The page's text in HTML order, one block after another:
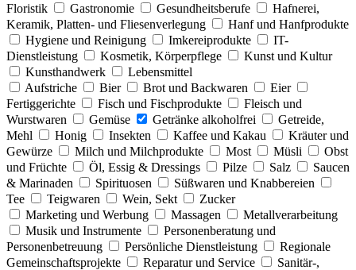
Floristik
Gastronomie Gesundheitsberufe
Hafnerei,
Keramik, Platten- und Fliesenverlegung
Hanf und Hanfprodukte
Hygiene und Reinigung
Imkereiprodukte
IT-
Dienstleistung
Kosmetik, Körperpflege
Kunst und Kultur
Kunsthandwerk
Lebensmittel
Aufstriche
Bier Brot und Backwaren
Eier
Fertiggerichte
Fisch und Fischprodukte
Fleisch und
Wurstwaren
Gemüse Getränke alkoholfrei
Getreide,
Mehl
Honig Insekten Kaffee und Kakau
Kräuter und
Gewürze
Milch und Milchprodukte Most Müsli
Obst
und Früchte
Öl, Essig & Dressings Pilze Salz
Saucen
& Marinaden
Spirituosen
Süßwaren und Knabbereien
Tee
Teigwaren Wein, Sekt
Zucker
Marketing und Werbung
Massagen
Metallverarbeitung
Musik und Instrumente
Personenberatung und
Personenbetreuung
Persönliche Dienstleistung
Regionale
Gemeinschaftsprojekte
Reparatur und Service
Sanitär-,